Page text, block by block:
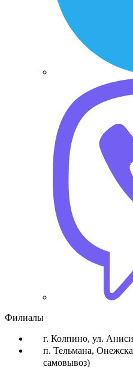
Филиалы
г. Колпино, ул.
п. Тельмана,
самовывоз)